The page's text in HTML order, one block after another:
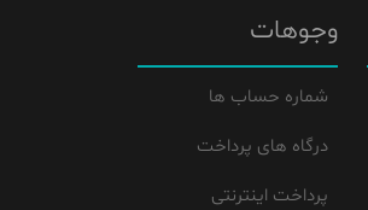
وجوهات
شماره حساب ها
درگاه های پرداخت
پرداخت اینترنتی